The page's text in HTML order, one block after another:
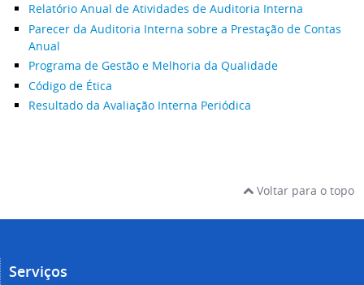
Relatório Anual de Atividades de Auditoria Interna
Parecer da Auditoria Interna sobre a Prestação de Contas
Anual
Programa de Gestão e Melhoria da Qualidade
Código de Ética
Resultado da Avaliação Interna Periódica
Voltar para o topo
Serviços